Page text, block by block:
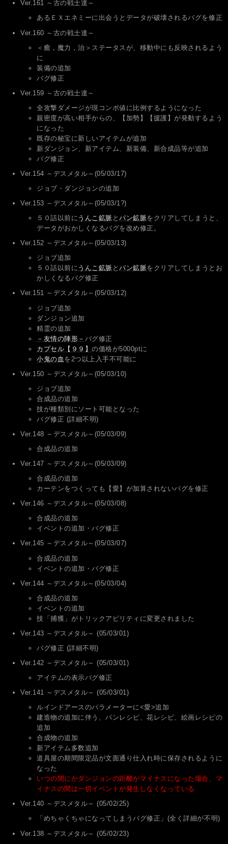
Ver.161 ～古の戦士達～
あるＥＸエネミーに出会うとデータが破壊されるバグを修正
Ver.160 ～古の戦士達～
＜癒，魔力，治＞ステータスが、移動中にも反映されるよう
に
装備の追加
バグ修正
Ver.159 ～古の戦士達～
全攻撃ダメージが現コンボ値に比例するようになった
親密度が高い相手からの、【加勢】【援護】が発動するよう
になった
既存の秘宝に新しいアイテムが追加
新ダンジョン、新アイテム、新装備、新合成品等が追加
バグ修正
Ver.154 ～デスメタル～(05/03/17)
ジョブ・ダンジョンの追加
Ver.153 ～デスメタル～(05/03/1?)
５０話以前に うんこ鉱脈 とパン鉱脈をクリアしてしまうと、
データがおかしくなるバグを改め修正。
Ver.152 ～デスメタル～(05/03/13)
ジョブ追加
５０話以前に うんこ鉱脈 とパン鉱脈をクリアしてしまうとお
かしくなるバグ修正
Ver.151 ～デスメタル～(05/03/12)
ジョブ追加
ダンジョン追加
精霊の追加
－友情の陣形－ バグ修正
カプセル【９９】の価格が5000ptに
小鬼の血 を2つ以上入手不可能に
Ver.150 ～デスメタル～(05/03/10)
ジョブ追加
合成品の追加
技が種類別にソート可能となった
バグ修正 (詳細不明)
Ver.148 ～デスメタル～(05/03/09)
合成品の追加
Ver.147 ～デスメタル～(05/03/09)
合成品の追加
カーテンをつくっても【愛】が加算されないバグを修正
Ver.146 ～デスメタル～(05/03/08)
合成品の追加
イベントの追加・バグ修正
Ver.145 ～デスメタル～(05/03/07)
合成品の追加
イベントの追加・バグ修正
Ver.144 ～デスメタル～(05/03/04)
合成品の追加
イベントの追加
技「捕獲」がトリックアビリティに変更されました
Ver.143 ～デスメタル～ (05/03/01)
バグ修正 (詳細不明)
Ver.142 ～デスメタル～ (05/03/01)
アイテムの表示バグ修正
Ver.141 ～デスメタル～ (05/03/01)
ルインドアースのパラメーターに<愛>追加
建造物の追加に伴う、パンレシピ、花レシピ、絵画レシピの
追加
合成物の追加
新アイテム多数追加
道具屋の期間限定品が文面通り仕入れ時に保存されるように
なった
いつの間にかダンジョンの距離がマイナスになった場合、マ
イナスの間は一切イベントが発生しなくなっている
Ver.140 ～デスメタル～ (05/02/25)
「めちゃくちゃになってしまうバグ修正」(全く詳細が不明)
Ver.138 ～デスメタル～ (05/02/23)